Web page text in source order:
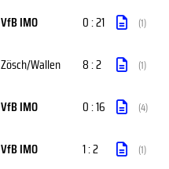
VfB IMO 0 : 21 (1)
Zösch/Wallen 8 : 2 (1)
VfB IMO 0 : 16 (4)
VfB IMO 1 : 2 (1)